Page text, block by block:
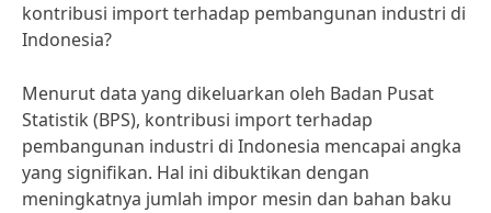
kontribusi import terhadap pembangunan industri di
Indonesia?
Menurut data yang dikeluarkan oleh Badan Pusat
Statistik (BPS), kontribusi import terhadap
pembangunan industri di Indonesia mencapai angka
yang signifikan. Hal ini dibuktikan dengan
meningkatnya jumlah impor mesin dan bahan baku